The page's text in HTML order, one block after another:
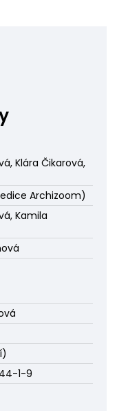
Klára Čikarová,
Archizoom)
Kamila
1-9